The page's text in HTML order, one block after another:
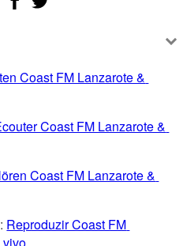
Coast FM Lanzarote &
Coast FM Lanzarote &
Coast FM Lanzarote &
Reproduzir Coast FM
vivo